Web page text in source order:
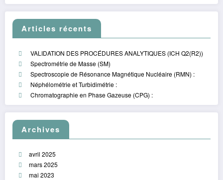
Articles récents
VALIDATION DES PROCÉDURES ANALYTIQUES (ICH Q2(R2))
Spectrométrie de Masse (SM)
Spectroscopie de Résonance Magnétique Nucléaire (RMN) :
Néphélométrie et Turbidimétrie :
Chromatographie en Phase Gazeuse (CPG) :
Archives
avril 2025
mars 2025
mai 2023